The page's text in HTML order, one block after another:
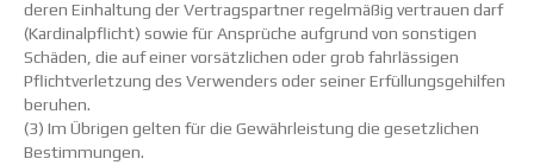
deren Einhaltung der Vertragspartner regelmäßig vertrauen darf
(Kardinalpflicht) sowie für Ansprüche aufgrund von sonstigen
Schäden, die auf einer vorsätzlichen oder grob fahrlässigen
Pflichtverletzung des Verwenders oder seiner Erfüllungsgehilfen
beruhen.
(3) Im Übrigen gelten für die Gewährleistung die gesetzlichen
Bestimmungen.